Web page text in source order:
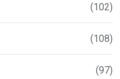
(102)
(108)
(97)